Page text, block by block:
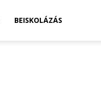
BEISKOLÁZÁS